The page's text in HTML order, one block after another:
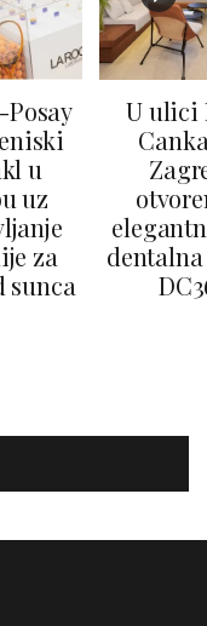
Posay
u
uz
za
sunca
U ulici